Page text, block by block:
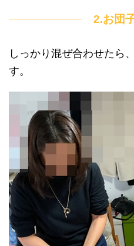
2.お団
しっかり混ぜ合わせたら
す。